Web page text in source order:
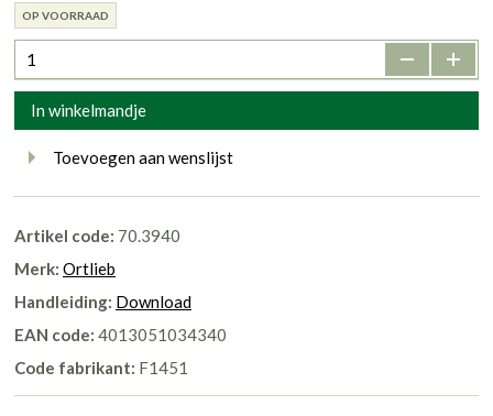
OP VOORRAAD
- +
In winkelmandje
Toevoegen aan wenslijst
Artikel code: 70.3940
Merk: Ortlieb
Handleiding: Download
EAN code: 4013051034340
Code fabrikant: F1451